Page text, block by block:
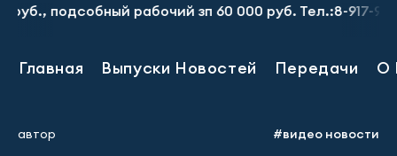
рабочий зп 60 000 руб. Тел.:8-917-913-20-71
Главная Выпуски Новостей Передачи О
автор #видео новости